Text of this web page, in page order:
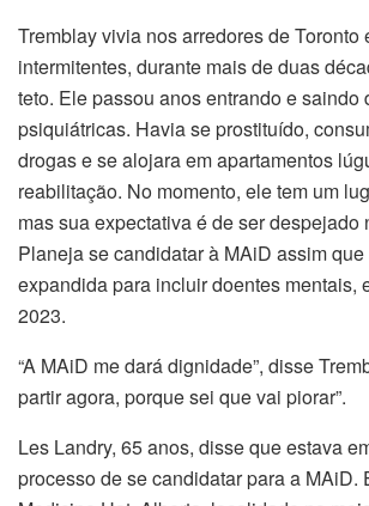
Tremblay vivia nos arredores de Toronto
intermitentes, durante mais de duas
teto. Ele passou anos entrando e saindo
psiquiátricas. Havia se prostituído,
drogas e se alojara em apartamentos
reabilitação. No momento, ele tem um
mas sua expectativa é de ser despejado
Planeja se candidatar à MAiD assim
expandida para incluir doentes mentais,
2023.
“A MAiD me dará dignidade”, disse
partir agora, porque sei que vai piorar”.
Les Landry, 65 anos, disse que estava
processo de se candidatar para a MAiD.